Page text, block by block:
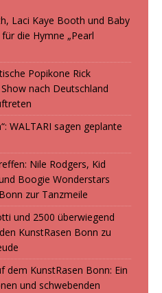
Laci Kaye Booth und Baby
die Hymne „Pearl
Popikone Rick
nach Deutschland
WALTARI sagen geplante
Nile Rodgers, Kid
Boogie Wonderstars
zur Tanzmeile
und 2500 überwiegend
KunstRasen Bonn zu
dem KunstRasen Bonn: Ein
und schwebenden